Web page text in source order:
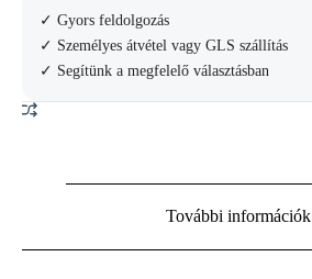
mennyiség
✓ Gyors feldolgozás
✓ Személyes átvétel vagy GLS szállítás
✓ Segítünk a megfelelő választásban
További információk